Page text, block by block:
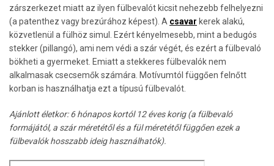
zárszerkezet miatt az ilyen fülbevalót kicsit nehezebb felhelyezni
(a patenthez vagy brezúrához képest). A csavar kerek alakú,
közvetlenül a fülhöz simul. Ezért kényelmesebb, mint a bedugós
stekker (pillangó), ami nem védi a szár végét, és ezért a fülbevaló
bökheti a gyermeket. Emiatt a stekkeres fülbevalók nem
alkalmasak csecsemők számára. Motívumtól függően felnőtt
korban is használhatja ezt a típusú fülbevalót.
Ajánlott életkor: 6 hónapos kortól 12 éves korig (a fülbevaló
formájától, a szár méretétől és a fül méretétől függően ezek a
fülbevalók hosszabb ideig használhatók).